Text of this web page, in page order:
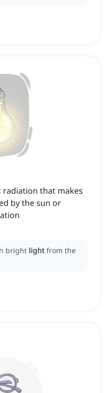
that makes
by the sun or
bright light from the